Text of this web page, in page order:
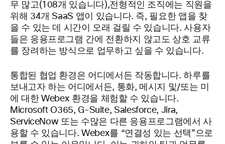
무 많고(108개 있습니다),전형적인 조직에는 직원을
위해 34개 SaaS 앱이 있습니다. 즉, 필요한 앱을 찾
을 수 있는 데 시간이 오래 걸릴 수 있습니다. 사용자
들은 응용프로그램 간에 전환하지 않고도 상호 교류
를 장려하는 방식으로 업무하고 싶을 수 있습니다.
통합된 협업 환경은 어디에서든 작동합니다. 하루를
보내고자 하는 어디에서든, 통화, 메시지 및/또는 미
에 대한 Webex 환경을 체험할 수 있습니다.
Microsoft O365, G-Suite, Salesforce, Jira,
ServiceNow 또는 수많은 다른 응용프로그램에서 사
용할 수 있습니다. Webex를 “연결성 있는 선택”으로